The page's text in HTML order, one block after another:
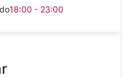
18:00 - 23:00